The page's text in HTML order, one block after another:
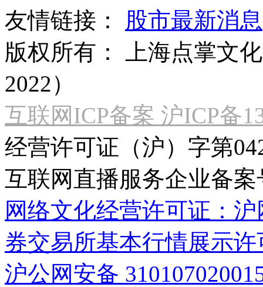
友情链接：
股市最新消息
版权所有：
上海点掌文
2022）
互联网ICP备案 沪ICP备
经营许可证（沪）字第
互联网直播服务企业备案
网络文化经营许可证：
券交易所基本行情展示许
沪公网安备